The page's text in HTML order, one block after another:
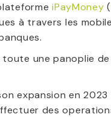
iPayMoney (
à travers les
toute une panoplie
expansion en
des